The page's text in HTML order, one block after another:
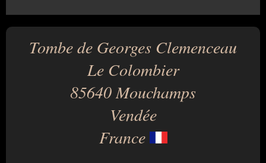
Tombe de Georges Clemenceau
Le Colombier
85640 Mouchamps
Vendée
France